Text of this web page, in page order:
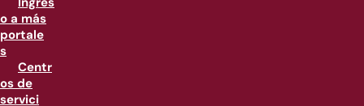
o a más
portale
s
Centr
os de
servici